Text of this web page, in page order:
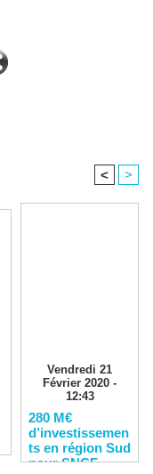
< >
Vendredi 21
Février 2020 -
12:43
280 M€
d’investissemen
ts en région Sud
pour SNCF